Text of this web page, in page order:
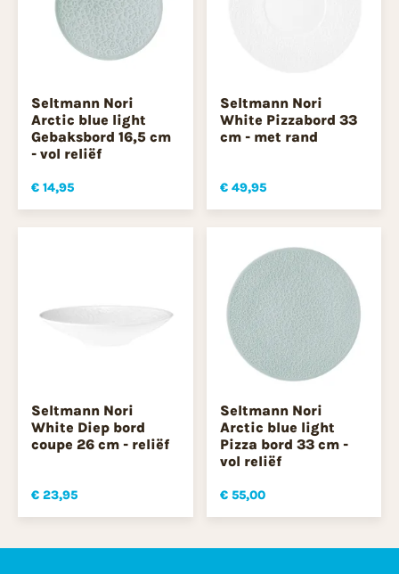
Seltmann Nori
Arctic blue light
Gebaksbord 16,5 cm
- vol reliëf
€ 14,95
Seltmann Nori
White Pizzabord 33
cm - met rand
€ 49,95
Seltmann Nori
White Diep bord
coupe 26 cm - reliëf
€ 23,95
Seltmann Nori
Arctic blue light
Pizza bord 33 cm -
vol reliëf
€ 55,00